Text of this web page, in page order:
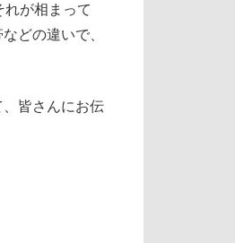
が相まって
どの違いで、
皆さんにお伝